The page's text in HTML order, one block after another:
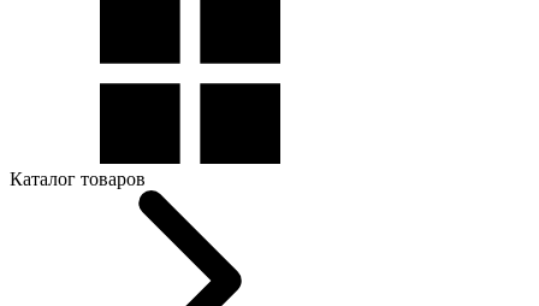
Каталог товаров